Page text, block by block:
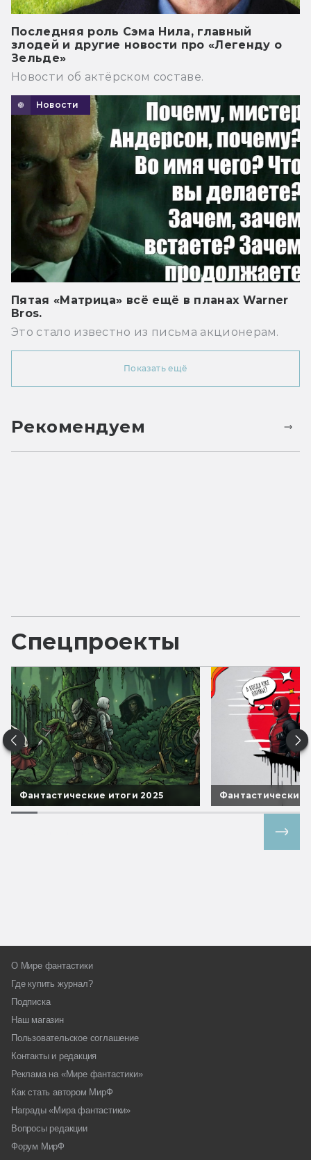
Последняя роль Сэма Нила, главный
злодей и другие новости про «Легенду о
Зельде»
Новости об актёрском составе.
Новости
Пятая «Матрица» всё ещё в планах Warner
Bros.
Это стало известно из письма акционерам.
Показать ещё
Рекомендуем
Спецпроекты
Фантастические итоги 2025 Фантастические
О Мире фантастики
Где купить журнал?
Подписка
Наш магазин
Пользовательское соглашение
Контакты и редакция
Реклама на «Мире фантастики»
Как стать автором МирФ
Награды «Мира фантастики»
Вопросы редакции
Форум МирФ